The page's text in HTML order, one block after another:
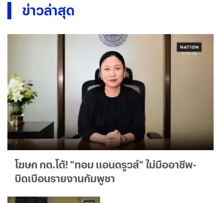
ข่าวล่าสุด
โฆษก กต.โต้! "ทอม แอนดรูวส์" ไม่มืออาชีพ-
บิดเบือนรายงานกัมพูชา